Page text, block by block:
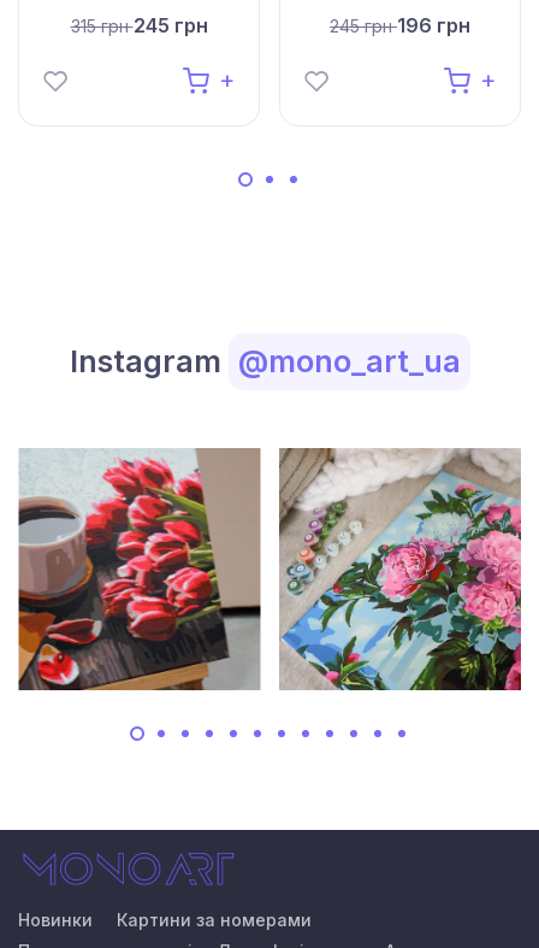
315 грн245 грн 245 грн196 грн
Instagram @mono_art_ua
Новинки
Картини за номерами